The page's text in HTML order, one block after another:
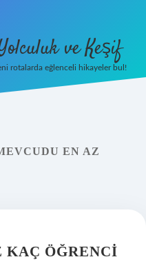
ve Keşif
rotalarda eğlenceli hikayeler bul!
EN AZ
KAÇ ÖĞRENCI